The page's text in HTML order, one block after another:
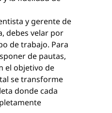
y gerente de
debes velar por
de trabajo. Para
de pautas,
el objetivo de
se transforme
donde cada